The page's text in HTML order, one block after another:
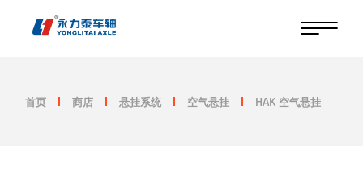
首页 商店 悬挂系统 空气悬挂 HAK 空气悬挂